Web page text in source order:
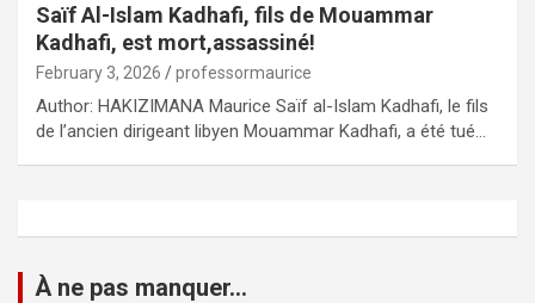
Saïf Al-Islam Kadhafi, fils de Mouammar
Kadhafi, est mort,assassiné!
February 3, 2026 professormaurice
Author: HAKIZIMANA Maurice Saïf al-Islam Kadhafi, le fils
de l’ancien dirigeant libyen Mouammar Kadhafi, a été tué…
À ne pas manquer...